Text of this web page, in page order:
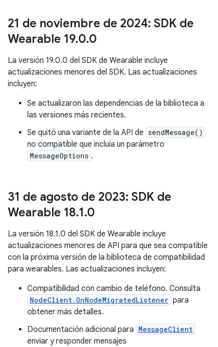
21 de noviembre de 2024: SDK de
Wearable 19.0.0
La versión 19.0.0 del SDK de Wearable incluye
actualizaciones menores del SDK. Las actualizaciones
incluyen:
Se actualizaron las dependencias de la biblioteca a
las versiones más recientes.
Se quitó una variante de la API de sendMessage()
no compatible que incluía un parámetro
MessageOptions .
31 de agosto de 2023: SDK de
Wearable 18.1.0
La versión 18.1.0 del SDK de Wearable incluye
actualizaciones menores de API para que sea compatible
con la próxima versión de la biblioteca de compatibilidad
para wearables. Las actualizaciones incluyen:
Compatibilidad con cambio de teléfono. Consulta
NodeClient.OnNodeMigratedListener para
obtener más detalles.
Documentación adicional para MessageClient
enviar y responder mensajes